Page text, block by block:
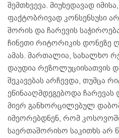
შემთხვევა. მიუხედავად
ფაქტობრივად კონსენსუსი
შორის და ჩარევის
ჩინეთი რიტორიკის დონეზე
ამას. მართალია, სახალხო
დაუდია რეზოლუციისათვის
შეკავებას არჩევდა, თუმცა
ეწინააღმდეგებოდა ჩარევას
მიერ განხორცილებულ
იმეორებდნენ, რომ
საერთაშორისო საკითხს არ